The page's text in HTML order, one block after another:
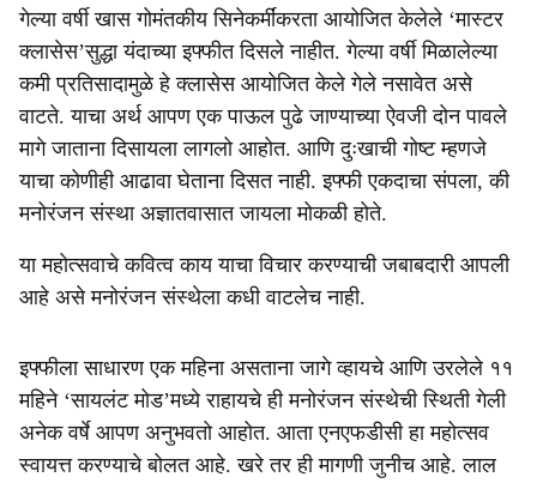
गेल्या वर्षी खास गोमंतकीय सिनेकर्मींकरता आयोजित केलेले ‘मास्टर
क्लासेस’सुद्धा यंदाच्या इफ्फीत दिसले नाहीत. गेल्या वर्षी मिळालेल्या
कमी प्रतिसादामुळे हे क्लासेस आयोजित केले गेले नसावेत असे
वाटते. याचा अर्थ आपण एक पाऊल पुढे जाण्याच्या ऐवजी दोन पावले
मागे जाताना दिसायला लागलो आहोत. आणि दुःखाची गोष्ट म्हणजे
याचा कोणीही आढावा घेताना दिसत नाही. इफ्फी एकदाचा संपला, की
मनोरंजन संस्था अज्ञातवासात जायला मोकळी होते.
या महोत्सवाचे कवित्व काय याचा विचार करण्याची जबाबदारी आपली
आहे असे मनोरंजन संस्थेला कधी वाटलेच नाही.
इफ्फीला साधारण एक महिना असताना जागे व्हायचे आणि उरलेले ११
महिने ‘सायलंट मोड’मध्ये राहायचे ही मनोरंजन संस्थेची स्थिती गेली
अनेक वर्षे आपण अनुभवतो आहोत. आता एनएफडीसी हा महोत्सव
स्वायत्त करण्याचे बोलत आहे. खरे तर ही मागणी जुनीच आहे. लाल